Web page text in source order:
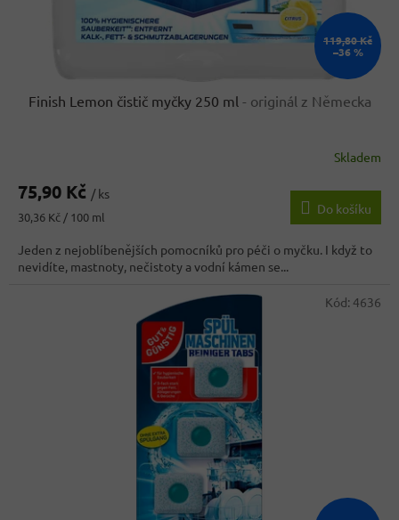
119,80 Kč
–36 %
Finish Lemon čistič myčky 250 ml - originál z Německa
Skladem
75,90 Kč / ks
Měrná
30,36 Kč / 100 ml
Do košíku
Jeden z nejoblíbenějších pomocníků pro péči o myčku. I když to
nevidíte, mastnoty, nečistoty a vodní kámen se...
Kód: 4636